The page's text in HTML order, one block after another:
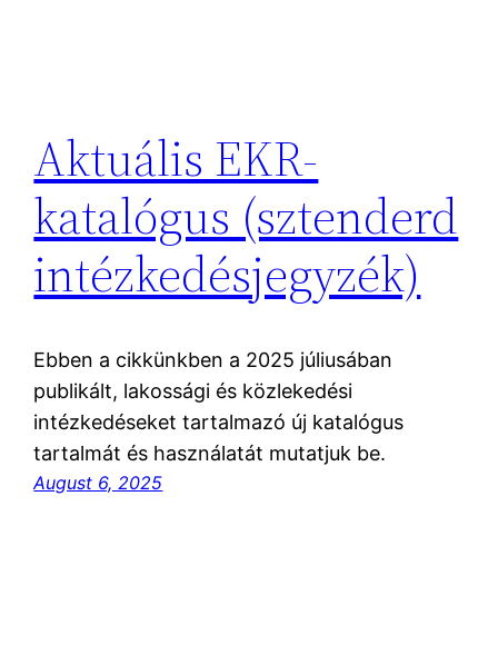
Aktuális EKR-
katalógus (sztenderd
intézkedésjegyzék)
Ebben a cikkünkben a 2025 júliusában
publikált, lakossági és közlekedési
intézkedéseket tartalmazó új katalógus
tartalmát és használatát mutatjuk be.
August 6, 2025